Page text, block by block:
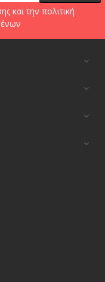
και την πολιτική